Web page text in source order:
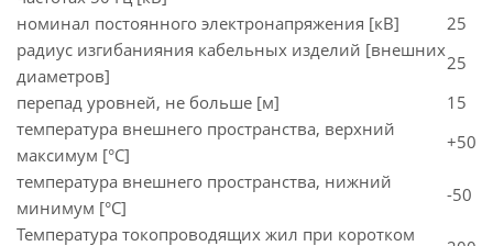
номинал постоянного электронапряжения [кВ]
25
радиус изгибанияния кабельных изделий [внешних
диаметров]
25
перепад уровней, не больше [м]
15
температура внешнего пространства, верхний
максимум [°C]
+50
температура внешнего пространства, нижний
минимум [°C]
-50
Температура токопроводящих жил при коротком